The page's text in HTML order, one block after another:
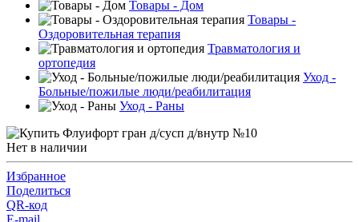
Товары - Дом
Товары -
Оздоровительная терапия
Травматология и
ортопедия
Уход -
Больные/пожилые люди/реабилитация
Уход - Раны
Нет в наличии
Избранное
Поделиться
QR-код
E-mail